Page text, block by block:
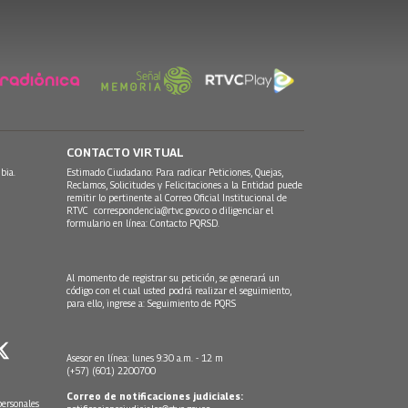
CONTACTO VIRTUAL
Estimado Ciudadano: Para radicar Peticiones, Quejas,
Reclamos, Solicitudes y Felicitaciones a la Entidad puede
remitir lo pertinente al Correo Oficial Institucional de
RTVC correspondencia@rtvc.gov.co o diligenciar el
formulario en línea: Contacto PQRSD.
Al momento de registrar su petición, se generará un
código con el cual usted podrá realizar el seguimiento,
para ello, ingrese a: Seguimiento de PQRS
Asesor en línea: lunes 9:30 a.m. - 12 m
(+57) (601) 2200700
Correo de notificaciones judiciales: